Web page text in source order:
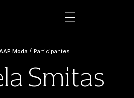
Moda / Participantes
Smitas